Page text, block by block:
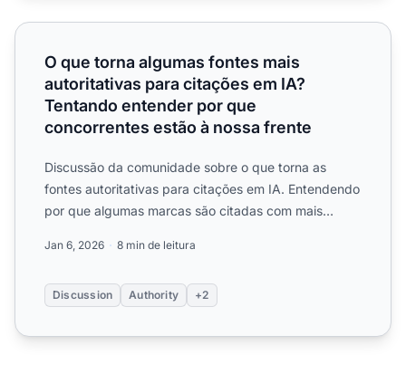
O que torna algumas fontes mais autoritativas para
O que torna algumas fontes mais
autoritativas para citações em IA?
Tentando entender por que
concorrentes estão à nossa frente
Discussão da comunidade sobre o que torna as
fontes autoritativas para citações em IA. Entendendo
por que algumas marcas são citadas com mais
Jan 6, 2026 8 min de leitura
Discussion Authority +2